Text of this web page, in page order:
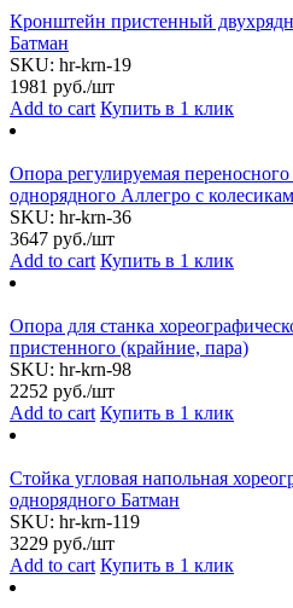
Кронштейн пристенный
Батман
SKU: hr-krn-19
1981 руб./шт
Add to cart Купить в 1 клик
Опора регулируемая переносного
однорядного Аллегро с
SKU: hr-krn-36
3647 руб./шт
Add to cart Купить в 1 клик
Опора для станка
пристенного (крайние, пара)
SKU: hr-krn-98
2252 руб./шт
Add to cart Купить в 1 клик
Стойка угловая напольная
однорядного Батман
SKU: hr-krn-119
3229 руб./шт
Add to cart Купить в 1 клик